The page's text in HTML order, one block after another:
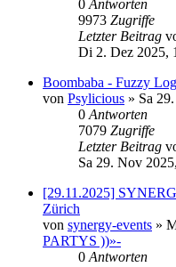
0 Antworten
9973 Zugriffe
Letzter Beitrag
Di 2. Dez 2025,
Boombaba - Fuzzy
von Psylicious » Sa
0 Antworten
7079 Zugriffe
Letzter Beitrag
Sa 29. Nov
[29.11.2025]
Zürich
von synergy-events »
PARTYS ))»-
0 Antworten